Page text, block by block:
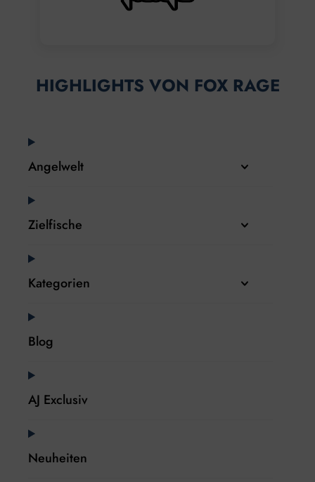
HIGHLIGHTS VON FOX RAGE
Angelwelt
Zielfische
Kategorien
Blog
AJ Exclusiv
Neuheiten